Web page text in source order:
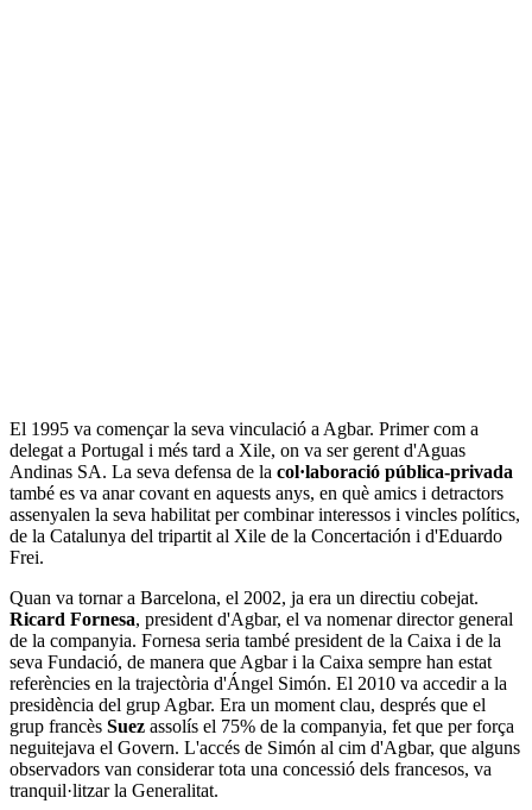
El 1995 va començar la seva vinculació a Agbar. Primer com a
delegat a Portugal i més tard a Xile, on va ser gerent d'Aguas
Andinas SA. La seva defensa de la col·laboració pública-privada
també es va anar covant en aquests anys, en què amics i detractors
assenyalen la seva habilitat per combinar interessos i vincles polítics,
de la Catalunya del tripartit al Xile de la Concertación i d'Eduardo
Frei.
Quan va tornar a Barcelona, el 2002, ja era un directiu cobejat.
Ricard Fornesa, president d'Agbar, el va nomenar director general
de la companyia. Fornesa seria també president de la Caixa i de la
seva Fundació, de manera que Agbar i la Caixa sempre han estat
referències en la trajectòria d'Ángel Simón. El 2010 va accedir a la
presidència del grup Agbar. Era un moment clau, després que el
grup francès Suez assolís el 75% de la companyia, fet que per força
neguitejava el Govern. L'accés de Simón al cim d'Agbar, que alguns
observadors van considerar tota una concessió dels francesos, va
tranquil·litzar la Generalitat.